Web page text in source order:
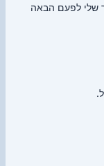
שלי לפעם הבאה